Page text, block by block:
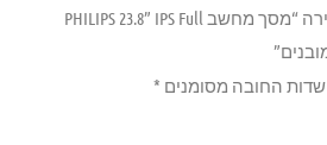
היה הראשון לכתוב סקירה “מסך מחשב PHILIPS 23.8” IPS Full
שדות החובה מסומנים *